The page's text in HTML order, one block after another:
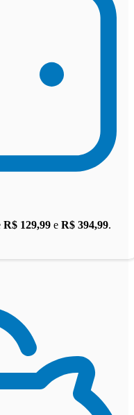
R$ 129,99 e R$ 394,99.